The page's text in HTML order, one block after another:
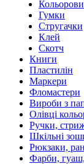
Гумки
Стругачки
Клей
Скотч
Книги
Пластилін
Маркери
Фломастери
Вироби з
Олівці
Ручки,
Шкільні
Рюкзаки,
Фарби, гуаш,